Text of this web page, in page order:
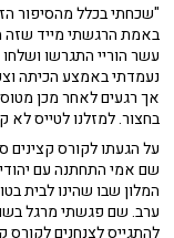
"שכחתי בכלל מהסיפור
באמת הרגשתי מייד שזה
עשר הוריי התגרשו
נעמדתי באמצע הכיתה
אך רגעים לאחר מכן
בחצור. למזלנו לטייס
על הגעתו לקורס קצינים
שם אמי התחתנה עם
המלון שבו שהינו לבית
ערב. שם פגשתי מרגל
להתגייס לצנחנים לקורס